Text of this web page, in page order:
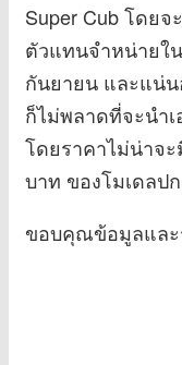
Super Cub โดย
ตัวแทนจำหน่ายใ
กันยายน และแน่น
ก็ไม่พลาดที่จะนำ
โดยราคาไม่น่าจะ
บาท ของโมเดลป
ขอบคุณข้อมูลและ